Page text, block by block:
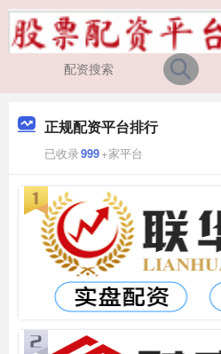
正规配资平台排行
已收录999+家平台